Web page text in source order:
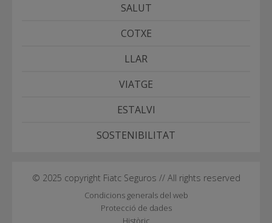
SALUT
COTXE
LLAR
VIATGE
ESTALVI
SOSTENIBILITAT
© 2025 copyright Fiatc Seguros // All rights reserved
Condicions generals del web
Protecció de dades
Històric